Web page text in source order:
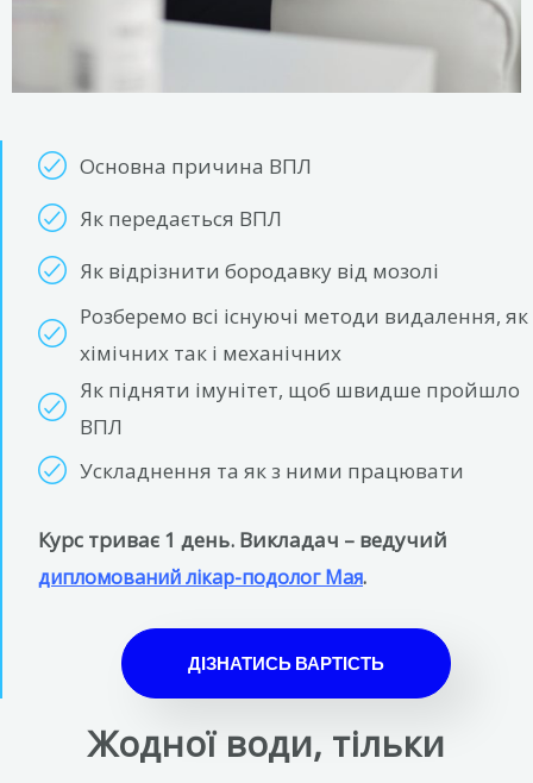
Основна причина ВПЛ
Як передається ВПЛ
Як відрізнити бородавку від мозолі
Розберемо всі існуючі методи видалення, як
хімічних так і механічних
Як підняти імунітет, щоб швидше пройшло
ВПЛ
Ускладнення та як з ними працювати
Курс триває 1 день. Викладач – ведучий
дипломований лікар-подолог Мая.
ДІЗНАТИСЬ ВАРТІСТЬ
Жодної води, тільки